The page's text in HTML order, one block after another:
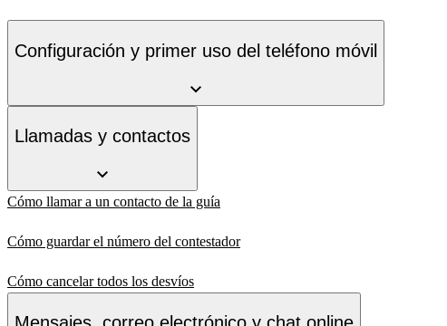
Configuración y primer uso del teléfono móvil
Llamadas y contactos
Cómo llamar a un contacto de la guía
Cómo guardar el número del contestador
Cómo cancelar todos los desvíos